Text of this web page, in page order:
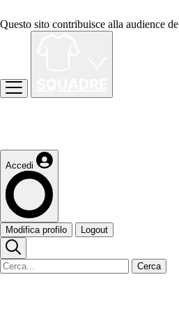
Questo sito contribuisce alla audience de
Accedi
Modifica profilo Logout
Cerca